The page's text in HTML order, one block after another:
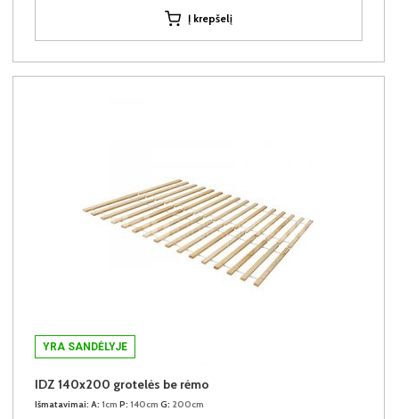
Į krepšelį
YRA SANDĖLYJE
IDZ 140x200 grotelės be rėmo
Išmatavimai: A: 1cm P: 140cm G: 200cm